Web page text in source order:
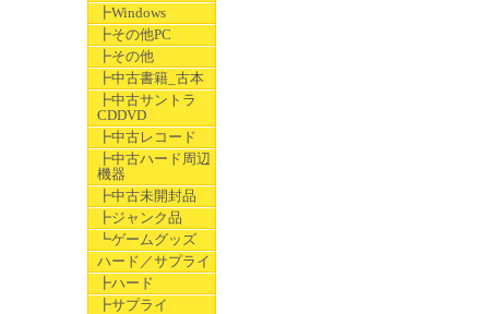
┣Windows
┣その他PC
┣その他
┣中古書籍_古本
┣中古サントラ
CDDVD
┣中古レコード
┣中古ハード周辺
機器
┣中古未開封品
┣ジャンク品
┗ゲームグッズ
ハード／サプライ
┣ハード
┣サプライ